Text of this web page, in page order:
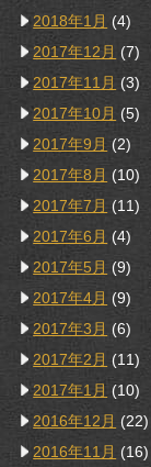
2018年1月 (4)
2017年12月 (7)
2017年11月 (3)
2017年10月 (5)
2017年9月 (2)
2017年8月 (10)
2017年7月 (11)
2017年6月 (4)
2017年5月 (9)
2017年4月 (9)
2017年3月 (6)
2017年2月 (11)
2017年1月 (10)
2016年12月 (22)
2016年11月 (16)